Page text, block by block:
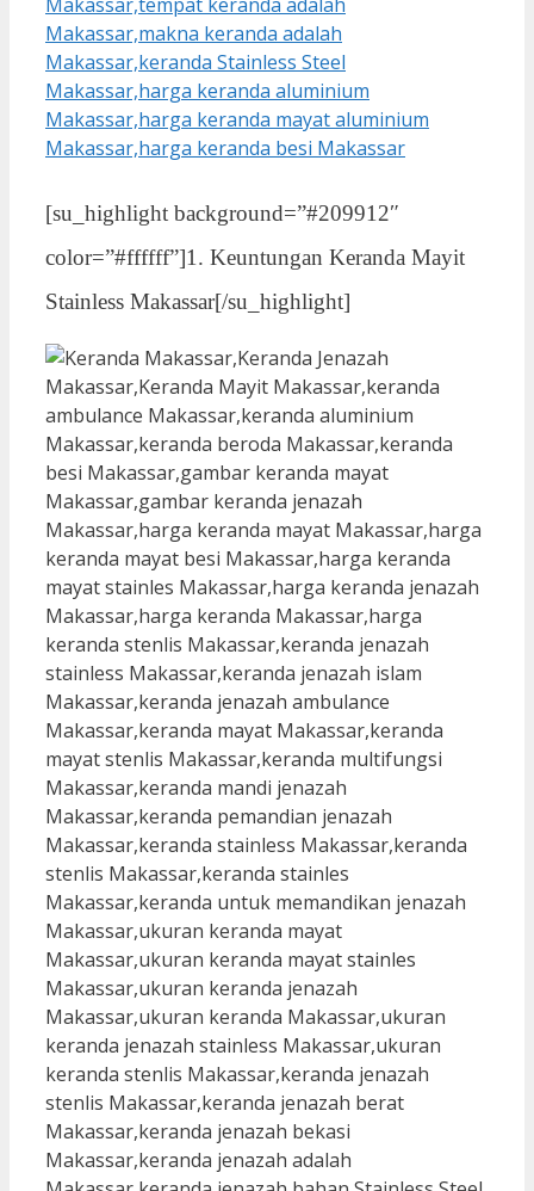
[su_highlight background=”#209912″
color=”#ffffff”]1. Keuntungan Keranda Mayit
Stainless Makassar[/su_highlight]